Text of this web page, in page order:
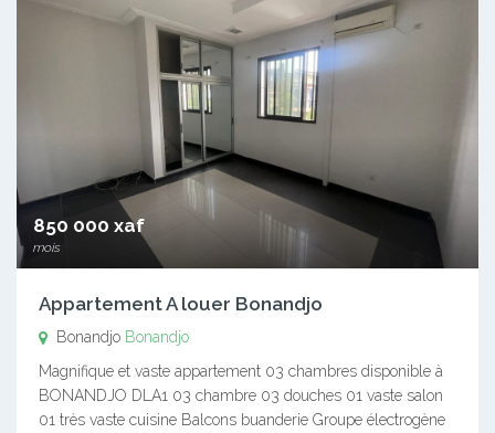
850 000 xaf
mois
Appartement A louer Bonandjo
Bonandjo Bonandjo
Magnifique et vaste appartement 03 chambres disponible à
BONANDJO DLA1 03 chambre 03 douches 01 vaste salon
01 très vaste cuisine Balcons buanderie Groupe électrogène